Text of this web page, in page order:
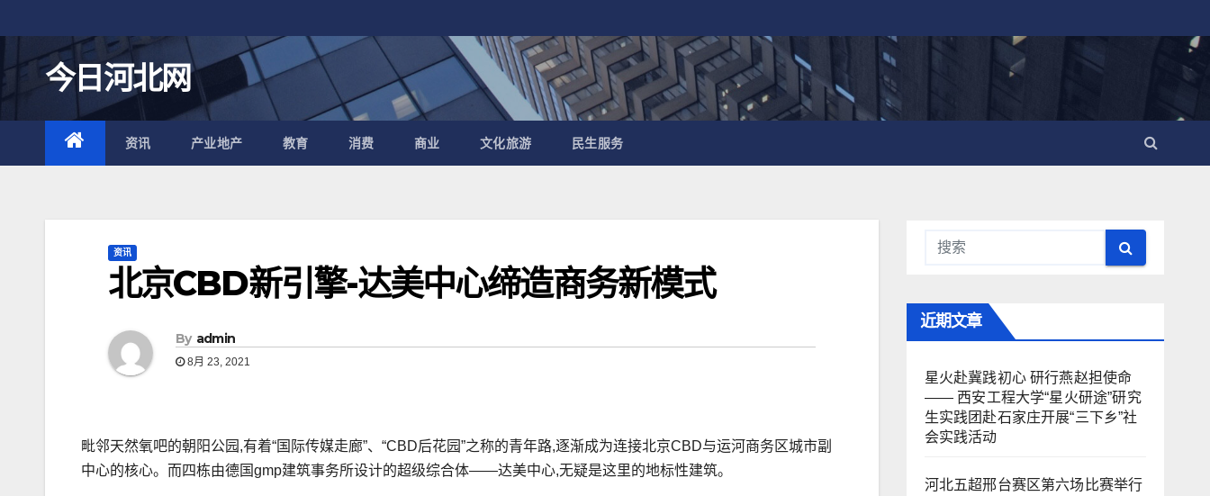
至
内
容
今日河北网
资讯 产业地产 教育 消费 商业 文化旅游 民生服务
资讯
北京CBD新引擎-达美中心缔造商务新模式
By admin
8月 23, 2021
毗邻天然氧吧的朝阳公园,有着“国际传媒走廊”、“CBD后花园”之称的青年路,逐渐成为连接北京CBD与运河商务区城市副
中心的核心。而四栋由德国gmp建筑事务所设计的超级综合体——达美中心,无疑是这里的地标性建筑。
近期文章
星火赴冀践初心 研行燕赵担使命
—— 西安工程大学“星火研途”研究
生实践团赴石家庄开展“三下乡”社
会实践活动
河北五超邢台赛区第六场比赛举行